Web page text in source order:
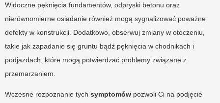
Widoczne pęknięcia fundamentów, odpryski betonu oraz
nierównomierne osiadanie również mogą sygnalizować poważne
defekty w konstrukcji. Dodatkowo, obserwuj zmiany w otoczeniu,
takie jak zapadanie się gruntu bądź pęknięcia w chodnikach i
podjazdach, które mogą potwierdzać problemy związane z
przemarzaniem.
Wczesne rozpoznanie tych symptomów pozwoli Ci na podjęcie